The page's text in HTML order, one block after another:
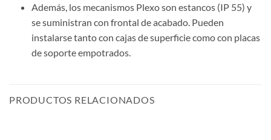
Además, los mecanismos Plexo son estancos (IP 55) y
se suministran con frontal de acabado. Pueden
instalarse tanto con cajas de superficie como con placas
de soporte empotrados.
PRODUCTOS RELACIONADOS